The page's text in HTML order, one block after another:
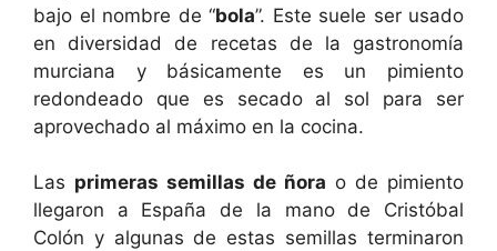
bajo el nombre de “bola”. Este suele ser usado
en diversidad de recetas de la gastronomía
murciana y básicamente es un pimiento
redondeado que es secado al sol para ser
aprovechado al máximo en la cocina.
Las primeras semillas de ñora o de pimiento
llegaron a España de la mano de Cristóbal
Colón y algunas de estas semillas terminaron